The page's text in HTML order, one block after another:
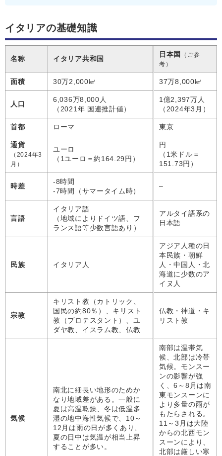
イタリアの基礎知識
名称 イタリア共和国
日本国
（ご参
考）
面積 30万2,000㎢ 37万8,000㎢
人口
6,036万8,000人
（2021年 国連推計値）
1億2,397万人
（2024年3月）
首都 ローマ 東京
通貨
（2024年3
月）
ユーロ
（1ユーロ＝約164.29円）
円
（1米ドル＝
151.73円）
時差
-8時間
-7時間（サマータイム時）
–
言語
イタリア語
（地域によりドイツ語、フ
ランス語等少数言語あり）
アルタイ語系の
日本語
民族 イタリア人
アジア人種の日
本民族・朝鮮
人・中国人・北
海道に少数のア
イヌ人
宗教
キリスト教（カトリック、
国民の約80％）、キリスト
教（プロテスタント）、ユ
ダヤ教、イスラム教、仏教
仏教・神道・キ
リスト教
気候
南北に細長い地形のためか
なり地域差がある。一般に
夏は高温乾燥、冬は低温多
湿の地中海性気候で、10～
12月は雨の日が多くあり、
夏の日中は気温が相当上昇
することが多い。
南部は温帯気
候、北部は冷帯
気候。モンスー
ンの影響が強
く、6～8月は南
東モンスーンに
より多量の雨が
もたらされる。
11～3月は大陸
からの北西モン
スーンにより、
北部は厳しい寒